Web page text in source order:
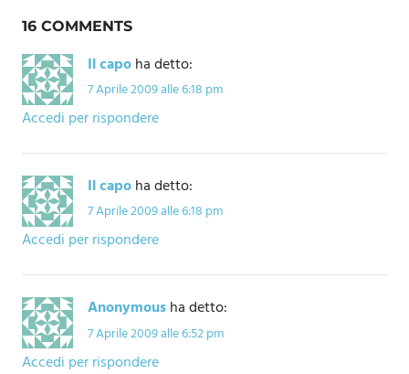
articoli
16 COMMENTS
Il capoha detto:
7 Aprile 2009 alle 6:18 pm
Accedi per rispondere
Il capoha detto:
7 Aprile 2009 alle 6:18 pm
Accedi per rispondere
Anonymousha detto:
7 Aprile 2009 alle 6:52 pm
Accedi per rispondere